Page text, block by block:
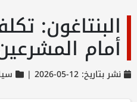
أمام
نشر بتاريخ: 12-05-2026 |